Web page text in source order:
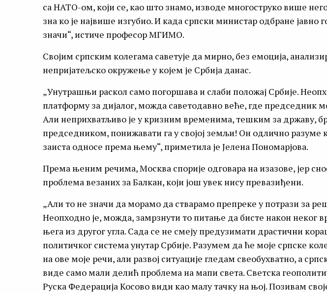
са НАТО-ом, који се, као што знамо, изводе многоструко више
зна ко је највише изгубио. И када српски министар одбране јавно
значи“, истиче професор МГИМО.
Својим српским колегама саветује да мирно, без емоција,
непријатељско окружење у којем је Србија данас.
„Унутрашњи раскол само погоршава и слаби положај Србије.
платформу за дијалог, можда саветодавно веће, где председник
Али неприхватљиво је у кризним временима, тешким за државу,
председником, понижавати га у својој земљи! Он одлично разуме
заиста односе према њему“, приметила је Јелена Пономарјова.
Према њеним речима, Москва спорије одговара на изазове, јер
проблема везаних за Балкан, који још увек нису превазиђени.
„Али то не значи да морамо да стварамо препреке у потрази за
Неопходно је, можда, замрзнути то питање да бисте након неког
њега из другог угла. Сада се не смеју предузимати драстични
политичког система унутар Србије. Разумем да ће моје српске
на ове моје речи, али развој ситуације гледам свеобухватно, а
виде само мали делић проблема на мапи света. Светска
Руска Федерација Косово види као малу тачку на њој. Позивам